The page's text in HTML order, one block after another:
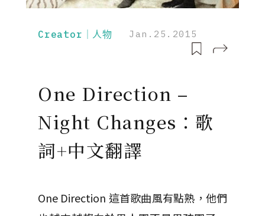
Creator｜人物 Jan.25.2015
One Direction –
Night Changes：歌
詞+中文翻譯
One Direction 這首歌曲風有點熟，他們